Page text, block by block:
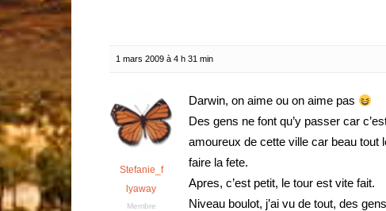
1 mars 2009 à 4 h 31 min
Stefanie_f
lyaway
Membre
Darwin, on aime ou on aime pas
Des gens ne font qu’y passer car
amoureux de cette ville car beau tout
faire la fete.
Apres, c’est petit, le tour est vite fait.
Niveau boulot, j’ai vu de tout, des